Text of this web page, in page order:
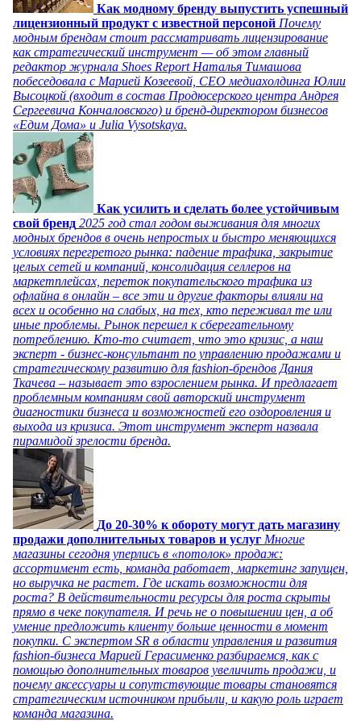
Как модному бренду выпустить успешный
лицензионный продукт с известной персоной Почему
модным брендам стоит рассматривать лицензирование
как стратегический инструмент — об этом главный
редактор журнала Shoes Report Наталья Тимашова
побеседовала с Марией Козеевой, СЕО медиахолдинга Юлии
Высоцкой (входит в состав Продюсерского центра Андрея
Сергеевича Кончаловского) и бренд-директором бизнесов
«Едим Дома» и Julia Vysotskaya.
Как усилить и сделать более устойчивым
свой бренд 2025 год стал годом выживания для многих
модных брендов в очень непростых и быстро меняющихся
условиях перегретого рынка: падение трафика, закрытие
целых сетей и компаний, консолидация селлеров на
маркетплейсах, переток покупательского трафика из
офлайна в онлайн – все эти и другие факторы влияли на
всех и особенно на слабых, на тех, кто переживал те или
иные проблемы. Рынок перешел к сберегательному
потреблению. Кто-то считает, что это кризис, а наш
эксперт - бизнес-консультант по управлению продажами и
стратегическому развитию для fashion-брендов Дания
Ткачева – называет это взрослением рынка. И предлагает
проблемным компаниям свой авторский инструмент
диагностики бизнеса и возможностей его оздоровления и
выхода из кризиса. Этот инструмент эксперт назвала
пирамидой зрелости бренда.
До 20-30% к обороту могут дать магазину
продажи дополнительных товаров и услуг Многие
магазины сегодня уперлись в «потолок» продаж:
ассортимент есть, команда работает, маркетинг запущен,
но выручка не растет. Где искать возможности для
роста? В действительности ресурсы для роста скрыты
прямо в чеке покупателя. И речь не о повышении цен, а об
умение предложить клиенту больше ценности в момент
покупки. С экспертом SR в области управления и развития
fashion-бизнеса Марией Герасименко разбираемся, как с
помощью дополнительных товаров увеличить продажи, и
почему аксессуары и сопутствующие товары становятся
стратегическим источником прибыли, и какую роль играет
команда магазина.